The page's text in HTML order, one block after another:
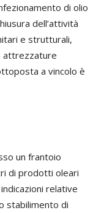
di olio
dell’attività
e strutturali,
attrezzature
a vincolo è
un frantoio
di prodotti oleari
relative
stabilimento di